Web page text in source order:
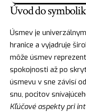
Úvod do
Úsmev je
hranice a vyjadruje
môže úsmev
spokojnosti až po
úsmevu v sne závisí
snu, pocitov
Kľúčové aspekty pri